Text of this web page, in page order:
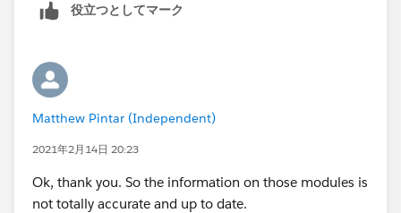
役立つとしてマーク
Matthew Pintar (Independent)
2021年2月14日 20:23
Ok, thank you. So the information on those modules is
not totally accurate and up to date.